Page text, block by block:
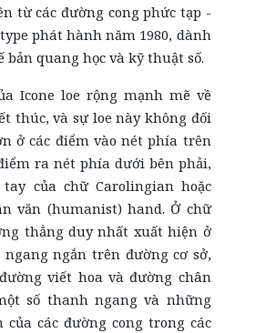
từ các đường cong phức tạp -
phát hành năm 1980, dành
bản quang học và kỹ thuật số.
Icone loe rộng mạnh mẽ về
thúc, và sự loe này không đối
ở các điểm vào nét phía trên
ra nét phía dưới bên phải,
của chữ Carolingian hoặc
văn (humanist) hand. Ở chữ
thẳng duy nhất xuất hiện ở
ngắn trên đường cơ sở,
viết hoa và đường chân
số thanh ngang và những
của các đường cong trong các